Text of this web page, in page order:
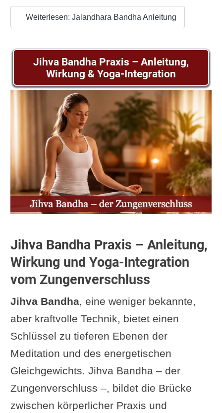
Weiterlesen: Jalandhara Bandha Anleitung
Jihva Bandha Praxis – Anleitung,
Wirkung & Yoga-Integration
Jihva Bandha Praxis – Anleitung,
Wirkung und Yoga-Integration
vom Zungenverschluss
Jihva Bandha, eine weniger bekannte,
aber kraftvolle Technik, bietet einen
Schlüssel zu tieferen Ebenen der
Meditation und des energetischen
Gleichgewichts. Jihva Bandha – der
Zungenverschluss –, bildet die Brücke
zwischen körperlicher Praxis und